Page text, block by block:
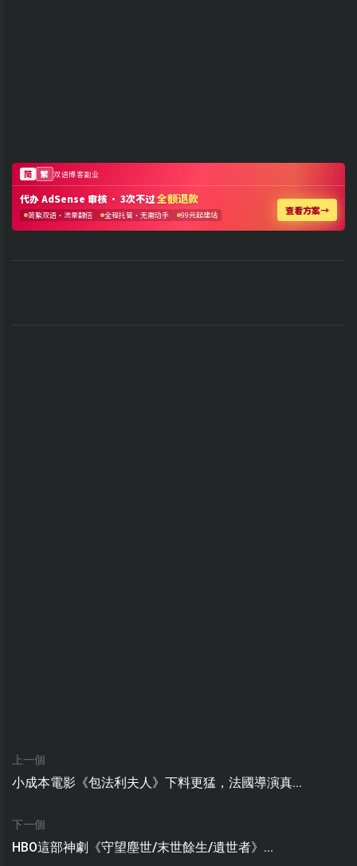
上一個
小成本電影《包法利夫人》下料更猛，法國導演真...
下一個
HBO這部神劇《守望塵世/末世餘生/遺世者》...